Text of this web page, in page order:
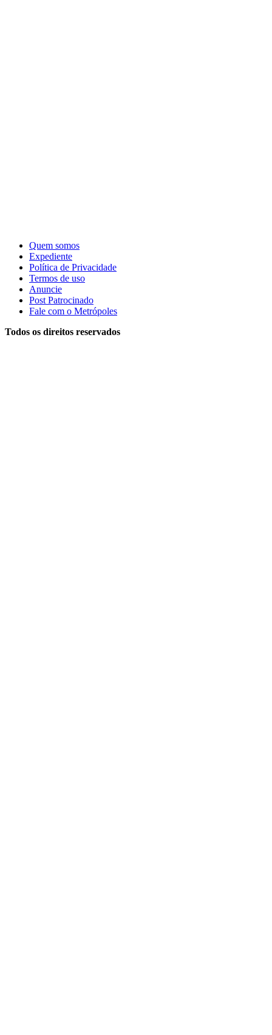
Quem somos
Expediente
Política de Privacidade
Termos de uso
Anuncie
Post Patrocinado
Fale com o Metrópoles
Todos os direitos reservados